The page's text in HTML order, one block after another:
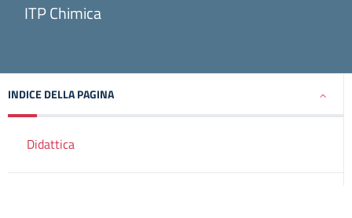
ITP Chimica
INDICE DELLA PAGINA
Didattica